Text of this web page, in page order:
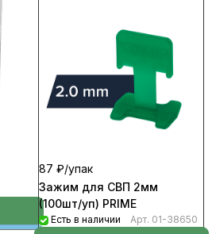
87 ₽/упак
Зажим для СВП 2мм
(100шт/уп) PRIME
Есть в наличии Арт. 01-38650